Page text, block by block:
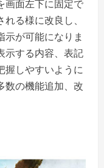
画面左下に固定で
る様に改良し、
示が可能になりま
示する内容、表記
握しやすいように
の機能追加、改